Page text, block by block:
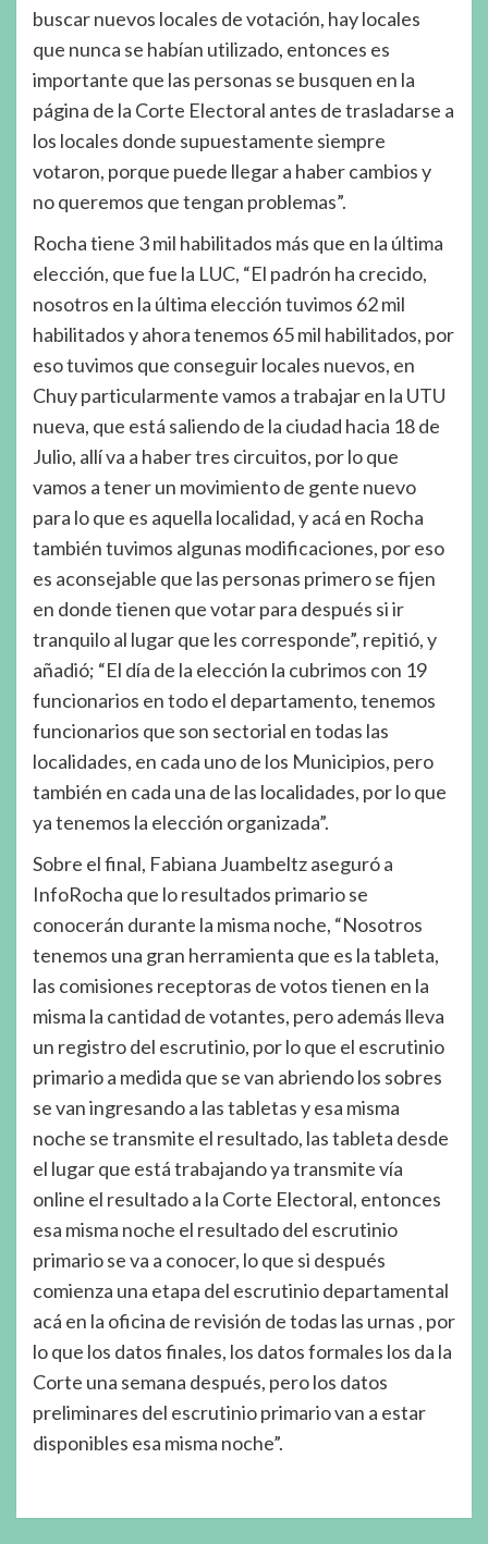
buscar nuevos locales de votación, hay locales
que nunca se habían utilizado, entonces es
importante que las personas se busquen en la
página de la Corte Electoral antes de trasladarse a
los locales donde supuestamente siempre
votaron, porque puede llegar a haber cambios y
no queremos que tengan problemas”.
Rocha tiene 3 mil habilitados más que en la última
elección, que fue la LUC, “El padrón ha crecido,
nosotros en la última elección tuvimos 62 mil
habilitados y ahora tenemos 65 mil habilitados, por
eso tuvimos que conseguir locales nuevos, en
Chuy particularmente vamos a trabajar en la UTU
nueva, que está saliendo de la ciudad hacia 18 de
Julio, allí va a haber tres circuitos, por lo que
vamos a tener un movimiento de gente nuevo
para lo que es aquella localidad, y acá en Rocha
también tuvimos algunas modificaciones, por eso
es aconsejable que las personas primero se fijen
en donde tienen que votar para después si ir
tranquilo al lugar que les corresponde”, repitió, y
añadió; “El día de la elección la cubrimos con 19
funcionarios en todo el departamento, tenemos
funcionarios que son sectorial en todas las
localidades, en cada uno de los Municipios, pero
también en cada una de las localidades, por lo que
ya tenemos la elección organizada”.
Sobre el final, Fabiana Juambeltz aseguró a
InfoRocha que lo resultados primario se
conocerán durante la misma noche, “Nosotros
tenemos una gran herramienta que es la tableta,
las comisiones receptoras de votos tienen en la
misma la cantidad de votantes, pero además lleva
un registro del escrutinio, por lo que el escrutinio
primario a medida que se van abriendo los sobres
se van ingresando a las tabletas y esa misma
noche se transmite el resultado, las tableta desde
el lugar que está trabajando ya transmite vía
online el resultado a la Corte Electoral, entonces
esa misma noche el resultado del escrutinio
primario se va a conocer, lo que si después
comienza una etapa del escrutinio departamental
acá en la oficina de revisión de todas las urnas , por
lo que los datos finales, los datos formales los da la
Corte una semana después, pero los datos
preliminares del escrutinio primario van a estar
disponibles esa misma noche”.